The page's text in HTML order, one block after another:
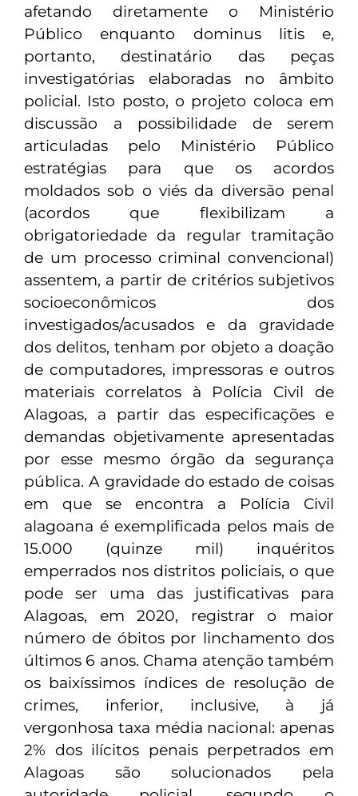
afetando diretamente o Ministério
Público enquanto dominus litis e,
portanto, destinatário das peças
investigatórias elaboradas no âmbito
policial. Isto posto, o projeto coloca em
discussão a possibilidade de serem
articuladas pelo Ministério Público
estratégias para que os acordos
moldados sob o viés da diversão penal
(acordos que flexibilizam a
obrigatoriedade da regular tramitação
de um processo criminal convencional)
assentem, a partir de critérios subjetivos
socioeconômicos dos
investigados/acusados e da gravidade
dos delitos, tenham por objeto a doação
de computadores, impressoras e outros
materiais correlatos à Polícia Civil de
Alagoas, a partir das especificações e
demandas objetivamente apresentadas
por esse mesmo órgão da segurança
pública. A gravidade do estado de coisas
em que se encontra a Polícia Civil
alagoana é exemplificada pelos mais de
15.000 (quinze mil) inquéritos
emperrados nos distritos policiais, o que
pode ser uma das justificativas para
Alagoas, em 2020, registrar o maior
número de óbitos por linchamento dos
últimos 6 anos. Chama atenção também
os baixíssimos índices de resolução de
crimes, inferior, inclusive, à já
vergonhosa taxa média nacional: apenas
2% dos ilícitos penais perpetrados em
Alagoas são solucionados pela